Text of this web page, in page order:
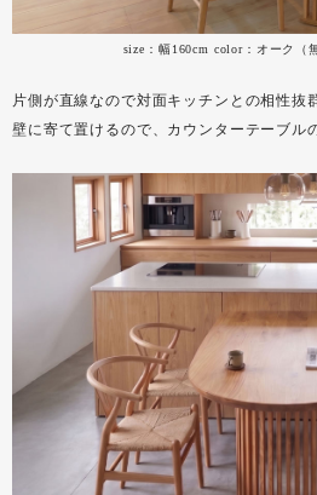
size：幅160cm color：オーク（
片側が直線なので対面キッチンとの相性抜
壁に寄て置けるので、カウンターテーブル